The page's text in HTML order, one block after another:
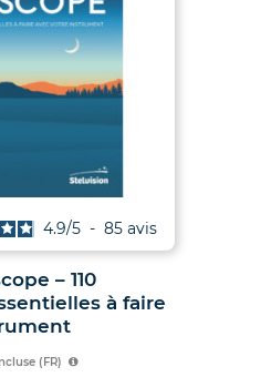
« yeux de
4.7/5 - 67 avis